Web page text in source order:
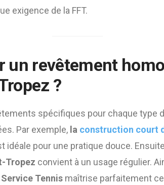
exigence de la FFT.
un revêtement
?
spécifiques pour chaque type
Par exemple, la construction court
idéale pour une pratique douce.
Tropez convient à un usage régulier.
Service Tennis maîtrise parfaitement